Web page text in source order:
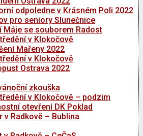
odpoledne v Krásném Poli 2022
pro seniory Slunečnice
Máje se souborem Radost
v Klokočově
Mařeny 2022
v Klokočově
Ostrava 2022
zkouška
v Klokočově – podzim
otevření DK Poklad
v Radkově – Bublina